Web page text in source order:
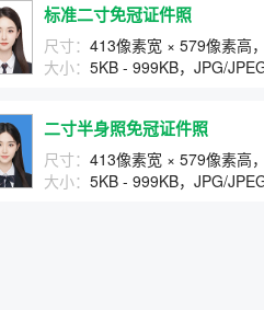
标准二寸免冠证件照
尺寸： 413像素宽 × 579像素高
大小： 5KB - 999KB，JPG/
二寸半身照免冠证件照
尺寸： 413像素宽 × 579像素高
大小： 5KB - 999KB，JPG/